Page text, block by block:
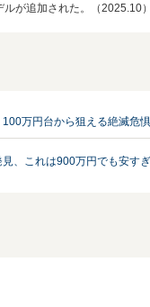
が追加された。（2025.10）
万円台から狙える絶滅危惧
、これは900万円でも安す